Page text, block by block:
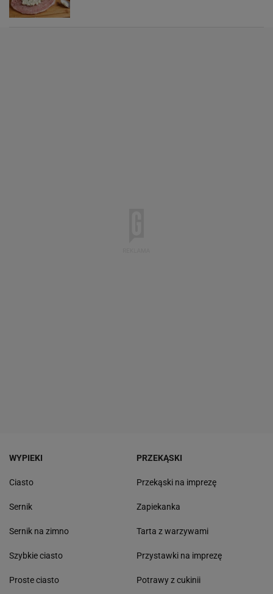
WYPIEKI
Ciasto
Sernik
Sernik na zimno
Szybkie ciasto
Proste ciasto
PRZEKĄSKI
Przekąski na imprezę
Zapiekanka
Tarta z warzywami
Przystawki na imprezę
Potrawy z cukinii